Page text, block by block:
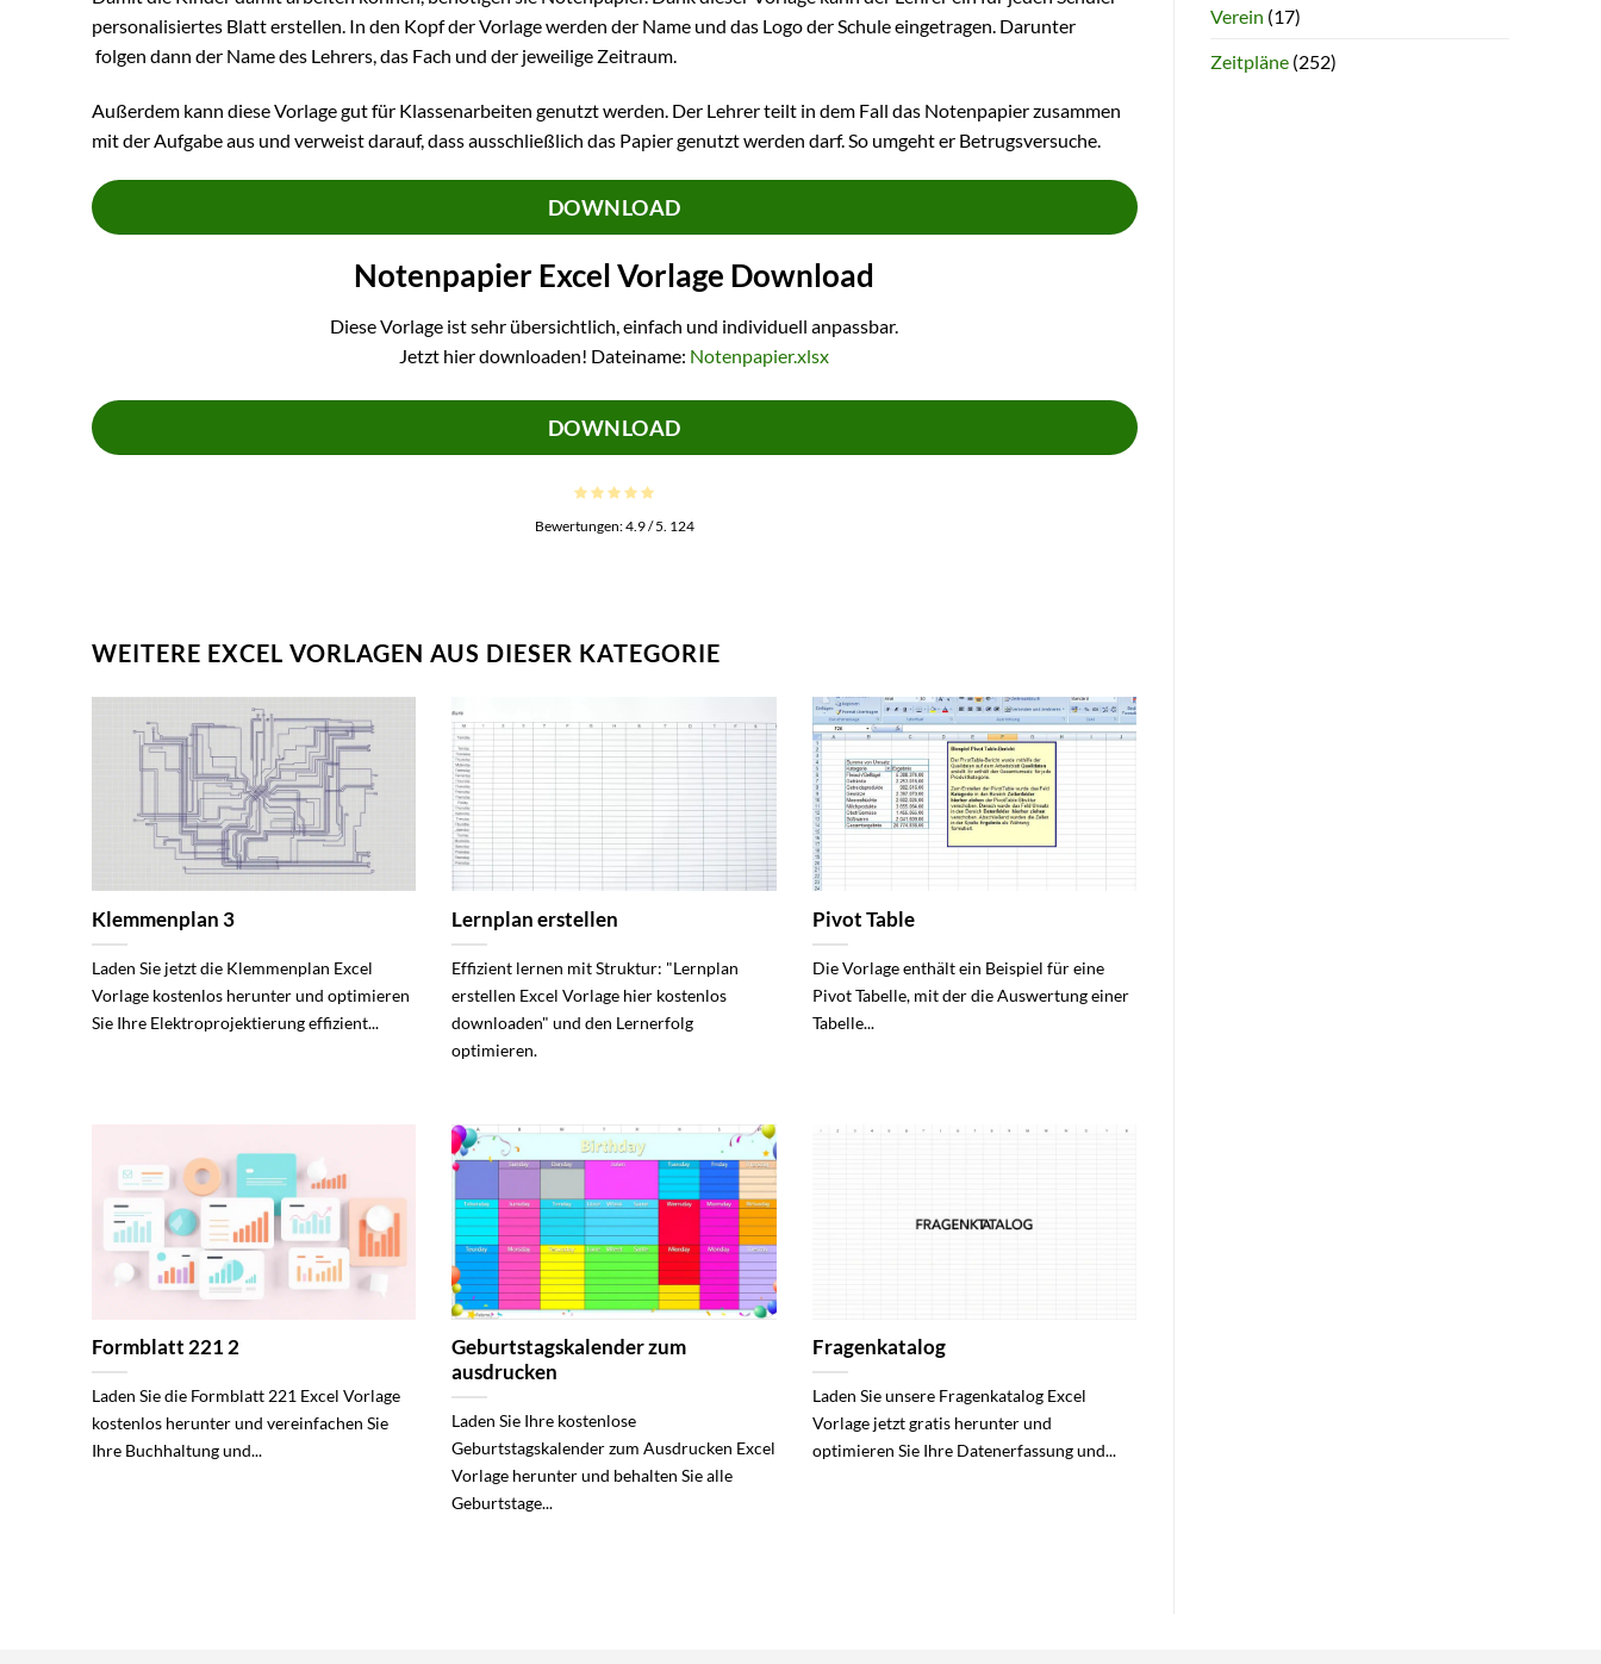
personalisiertes Blatt erstellen. In den Kopf der Vorlage werden der Name und das Logo der Schule eingetragen. Darunter
folgen dann der Name des Lehrers, das Fach und der jeweilige Zeitraum.
Außerdem kann diese Vorlage gut für Klassenarbeiten genutzt werden. Der Lehrer teilt in dem Fall das Notenpapier zusammen
mit der Aufgabe aus und verweist darauf, dass ausschließlich das Papier genutzt werden darf. So umgeht er Betrugsversuche.
DOWNLOAD
Notenpapier Excel Vorlage Download
Diese Vorlage ist sehr übersichtlich, einfach und individuell anpassbar.
Jetzt hier downloaden! Dateiname: Notenpapier.xlsx
DOWNLOAD
Bewertungen:4.9/ 5. 124
WEITERE EXCEL VORLAGEN AUS DIESER KATEGORIE
Klemmenplan 3
Laden Sie jetzt die Klemmenplan Excel
Vorlage kostenlos herunter und optimieren
Sie Ihre Elektroprojektierung effizient...
Lernplan erstellen
Effizient lernen mit Struktur: "Lernplan
erstellen Excel Vorlage hier kostenlos
downloaden" und den Lernerfolg
optimieren.
Pivot Table
Die Vorlage enthält ein Beispiel für eine
Pivot Tabelle, mit der die Auswertung einer
Tabelle...
Formblatt 221 2
Laden Sie die Formblatt 221 Excel Vorlage
kostenlos herunter und vereinfachen Sie
Ihre Buchhaltung und...
Geburtstagskalender zum
ausdrucken
Laden Sie Ihre kostenlose
Geburtstagskalender zum Ausdrucken Excel
Vorlage herunter und behalten Sie alle
Geburtstage...
Fragenkatalog
Laden Sie unsere Fragenkatalog Excel
Vorlage jetzt gratis herunter und
optimieren Sie Ihre Datenerfassung und...
Verein (17)
Zeitpläne(252)